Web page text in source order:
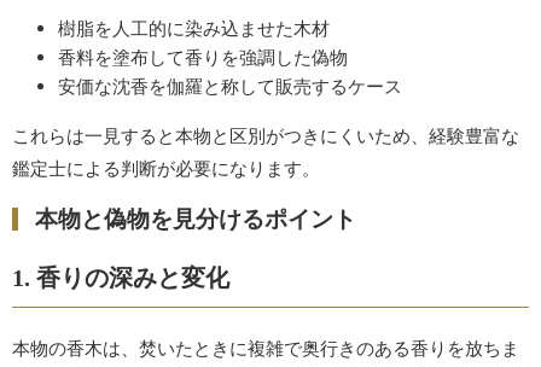
樹脂を人工的に染み込ませた木材
香料を塗布して香りを強調した偽物
安価な沈香を伽羅と称して販売するケース
これらは一見すると本物と区別がつきにくいため、経験豊富な
鑑定士による判断が必要になります。
本物と偽物を見分けるポイント
1. 香りの深みと変化
本物の香木は、焚いたときに複雑で奥行きのある香りを放ちま